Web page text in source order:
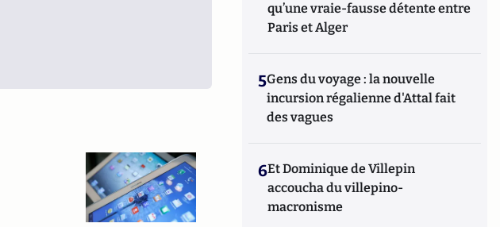
qu’une vraie-fausse détente entre
Paris et Alger
5Gens du voyage : la nouvelle
incursion régalienne d'Attal fait
des vagues
6Et Dominique de Villepin
accoucha du villepino-
macronisme